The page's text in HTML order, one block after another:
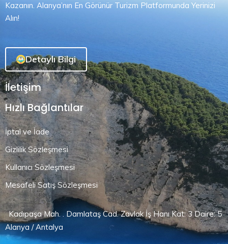
Kazanın. Alanya’nın En Görünür Turizm Platformunda Yerinizi
Alın!
Detaylı Bilgi
İletişim
Hızlı Bağlantılar
İptal ve İade
Gizlilik Sözleşmesi
Kullanıcı Sözleşmesi
Mesafeli Satış Sözleşmesi
Kadıpaşa Mah. . Damlataş Cad. Zavlak İş Hanı Kat: 3 Daire: 5
Alanya / Antalya